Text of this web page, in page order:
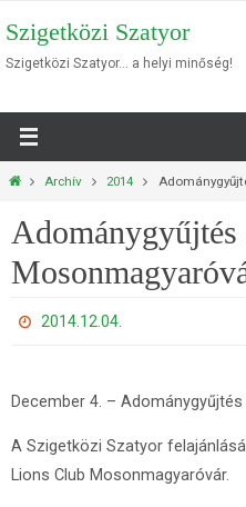
Szigetközi Szatyor
Szigetközi Szatyor… a helyi minőség!
Otthon
Archív 2014
2014.12.04.
December 4. –
A Szigetközi Szatyor
Lions Club Mosonmagyaróvár.